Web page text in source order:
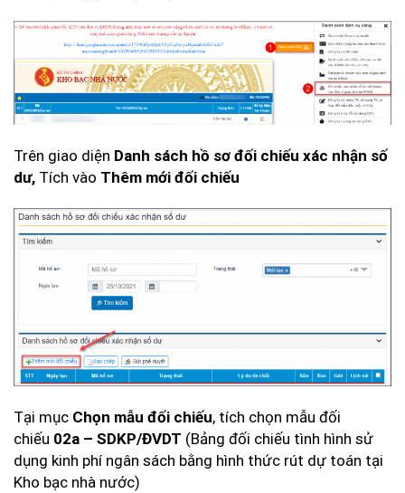
Trên giao diện Danh sách hồ sơ đối chiếu xác nhận số
dư, Tích vào Thêm mới đối chiếu
Tại mục Chọn mẫu đối chiếu, tích chọn mẫu đối
chiếu 02a – SDKP/ĐVDT (Bảng đối chiếu tình hình sử
dụng kinh phí ngân sách bằng hình thức rút dự toán tại
Kho bạc nhà nước)